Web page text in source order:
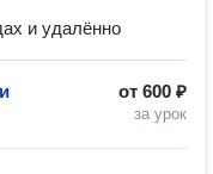
и удалённо
от 600 ₽
за урок